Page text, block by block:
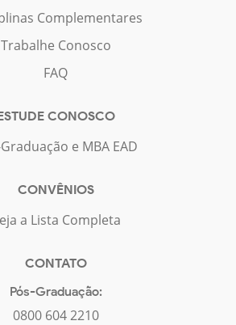
Complementares
Trabalhe Conosco
FAQ
CONOSCO
e MBA EAD
CONVÊNIOS
a Lista Completa
CONTATO
Pós-Graduação:
0800 604 2210